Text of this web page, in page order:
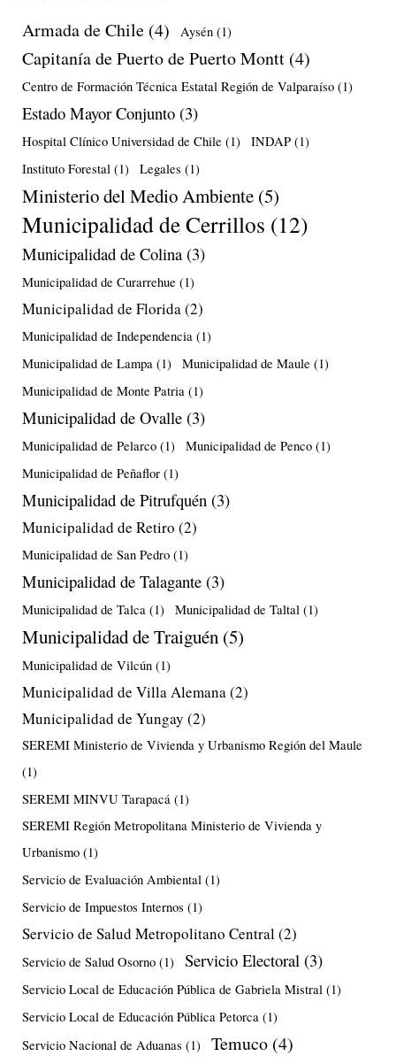
Armada de Chile (4) Aysén (1)
Capitanía de Puerto de Puerto Montt (4)
Centro de Formación Técnica Estatal Región de Valparaíso (1)
Estado Mayor Conjunto (3)
Hospital Clínico Universidad de Chile (1) INDAP (1)
Instituto Forestal (1) Legales (1)
Ministerio del Medio Ambiente (5)
Municipalidad de Cerrillos (12)
Municipalidad de Colina (3)
Municipalidad de Curarrehue (1)
Municipalidad de Florida(2)
Municipalidad de Independencia (1)
Municipalidad de Lampa (1) Municipalidad de Maule (1)
Municipalidad de Monte Patria (1)
Municipalidad de Ovalle (3)
Municipalidad de Pelarco (1) Municipalidad de Penco (1)
Municipalidad de Peñaflor (1)
Municipalidad de Pitrufquén (3)
Municipalidad de Retiro (2)
Municipalidad de San Pedro (1)
Municipalidad de Talagante (3)
Municipalidad de Talca (1) Municipalidad de Taltal (1)
Municipalidad de Traiguén (5)
Municipalidad de Vilcún (1)
Municipalidad de Villa Alemana(2)
Municipalidad de Yungay (2)
SEREMI Ministerio de Vivienda y Urbanismo Región del Maule
(1)
SEREMI MINVU Tarapacá (1)
SEREMI Región Metropolitana Ministerio de Vivienda y
Urbanismo (1)
Servicio de Evaluación Ambiental (1)
Servicio de Impuestos Internos (1)
Servicio de Salud Metropolitano Central(2)
Servicio de Salud Osorno (1) Servicio Electoral (3)
Servicio Local de Educación Pública de Gabriela Mistral (1)
Servicio Local de Educación Pública Petorca (1)
Servicio Nacional de Aduanas (1) Temuco (4)